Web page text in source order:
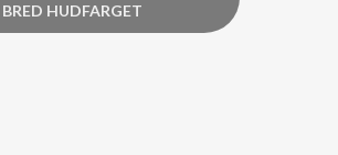
BRED HUDFARGET